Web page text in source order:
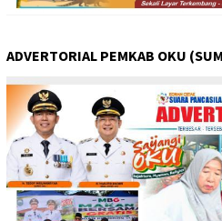
ADVERTORIAL PEMKAB OKU